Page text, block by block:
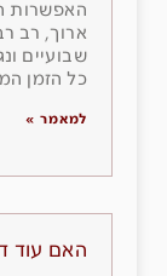
האפשרות
ארוך, רב
שבועיים
כל הזמן
למאמר »
האם עוד